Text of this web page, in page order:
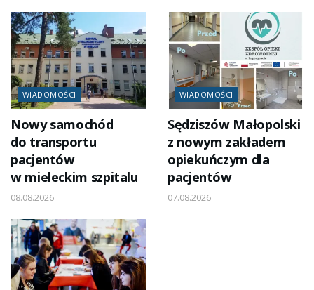
WIADOMOŚCI
Nowy samochód
do transportu
pacjentów
w mieleckim szpitalu
08.08.2026
WIADOMOŚCI
Sędziszów Małopolski
z nowym zakładem
opiekuńczym dla
pacjentów
07.08.2026